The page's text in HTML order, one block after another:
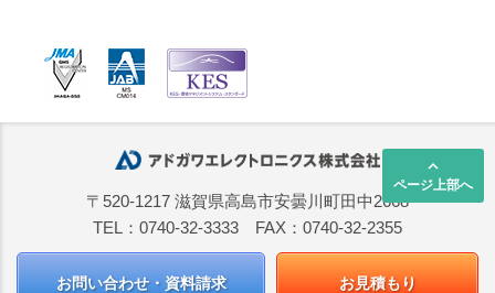
keyboard_arrow_up
ページ上部へ
〒520-1217 滋賀県高島市安曇川町田中2668
TEL：0740-32-3333 FAX：0740-32-2355
お問い合わせ・資料請求 お見積もり